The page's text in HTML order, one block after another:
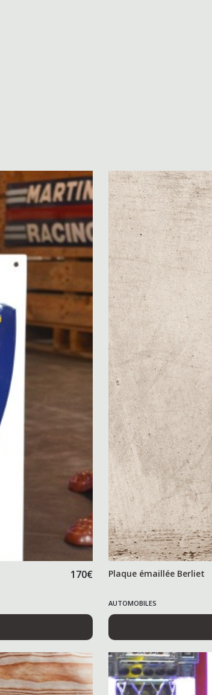
170€ Plaque émaillée Berliet
AUTOMOBILES